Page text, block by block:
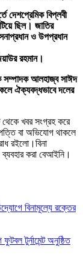
দেশপ্রেমিক বিপ্লবী
ছিল। জাতির
ও উপপ্রধান
রহমান।
সম্পাদক আলহাজ্ব সাঈদ
ঐক্যবদ্ধভাবে দলের
থেকে খবর সংগ্রহ করে
বা অভিযোগ থাকলে
রইলো।বিনা
করা বেআইনি।
বিনামূল্যে রক্তের
টুর্নামেন্ট অনুষ্ঠিত